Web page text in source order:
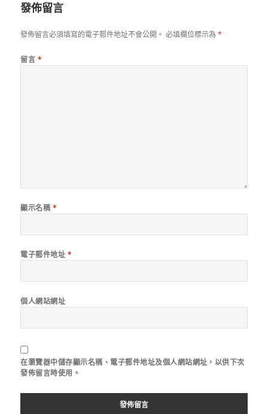
發佈留言
發佈留言必須填寫的電子郵件地址不會公開。 必填欄位標示為*
留言 *
顯示名稱 *
電子郵件地址 *
個人網站網址
在瀏覽器中儲存顯示名稱、電子郵件地址及個人網站網址，以供下次
發佈留言時使用。